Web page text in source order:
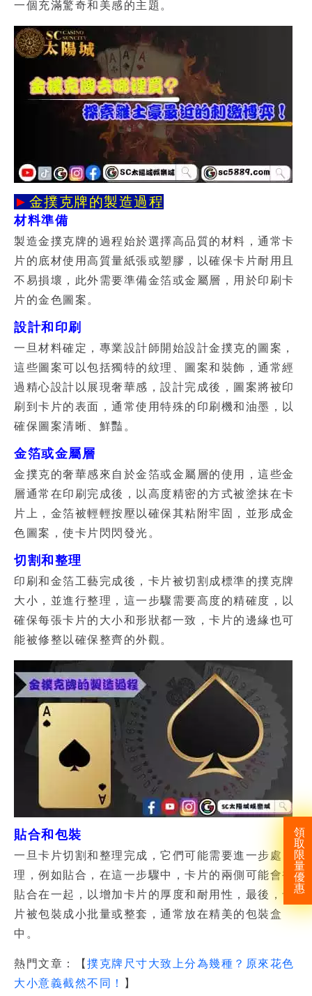
領
取
限
量
優
惠
一個充滿驚奇和美感的主題。
► 金撲克牌的製造過程
材料準備
製造金撲克牌的過程始於選擇高品質的材料，通常卡
片的底材使用高質量紙張或塑膠，以確保卡片耐用且
不易損壞，此外需要準備金箔或金屬層，用於印刷卡
片的金色圖案。
設計和印刷
一旦材料確定，專業設計師開始設計金撲克的圖案，
這些圖案可以包括獨特的紋理、圖案和裝飾，通常經
過精心設計以展現奢華感，設計完成後，圖案將被印
刷到卡片的表面，通常使用特殊的印刷機和油墨，以
確保圖案清晰、鮮豔。
金箔或金屬層
金撲克的奢華感來自於金箔或金屬層的使用，這些金
層通常在印刷完成後，以高度精密的方式被塗抹在卡
片上，金箔被輕輕按壓以確保其粘附牢固，並形成金
色圖案，使卡片閃閃發光。
切割和整理
印刷和金箔工藝完成後，卡片被切割成標準的撲克牌
大小，並進行整理，這一步驟需要高度的精確度，以
確保每張卡片的大小和形狀都一致，卡片的邊緣也可
能被修整以確保整齊的外觀。
貼合和包裝
一旦卡片切割和整理完成，它們可能需要進一步處
理，例如貼合，在這一步驟中，卡片的兩側可能會被
貼合在一起，以增加卡片的厚度和耐用性，最後，卡
片被包裝成小批量或整套，通常放在精美的包裝盒
中。
熱門文章：【 撲克牌尺寸大致上分為幾種？原來花色
大小意義截然不同！
】